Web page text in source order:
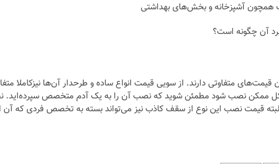
همچون آشپزخانه و بخش‌های بهداشتی
متفاوتی دارند. از سویی قیمت انواع ساده و طرحدار آن‌ها نیزکاملا
ممکن نصب شود مطمئن شوید که نصب آن را به یک آدم متخصص
قیمت نصب این نوع از سقف کاذب نیز می‌تواند بسته به تخصص فردی که آن